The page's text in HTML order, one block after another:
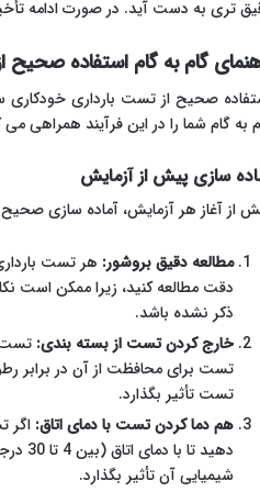
تری به دست آید. در صورت ادامه
گام به گام استفاده
صحیح از تست بارداری
به گام شما را در این فرآیند همراهی می
سازی پیش از آزمایش
از آغاز هر آزمایش، آماده سازی
مطالعه دقیق بروشور: هر تست
دقت مطالعه کنید، زیرا ممکن است
ذکر نشده باشد.
خارج کردن تست از بسته بندی: تست
تست برای محافظت از آن در برابر
تست تأثیر بگذارد.
هم دما کردن تست با دمای اتاق: اگر
شیمیایی آن تأثیر بگذارد.